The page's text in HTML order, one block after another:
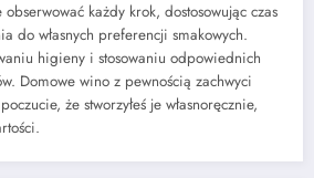
każdy krok, dostosowując czas
do własnych preferencji smakowych.
higieny i stosowaniu odpowiednich
Domowe wino z pewnością zachwyci
że stworzyłeś je własnoręcznie,